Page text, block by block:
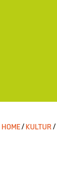
HOME/ KULTUR/